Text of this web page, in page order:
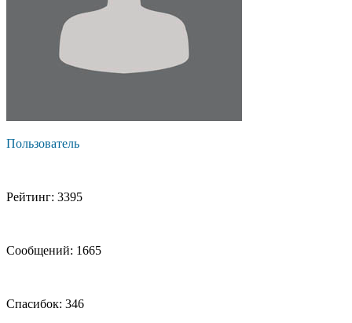
Пользователь
Рейтинг: 3395
Сообщений: 1665
Спасибок: 346